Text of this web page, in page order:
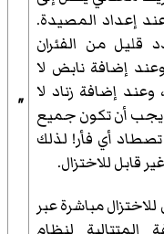
إعداد المصيدة.
قليل من الفئران
إضافة نابض لا
وعند إضافة زناد لا
يجب أن تكون جميع
أي فأر! لذلك
قابل للاختزال.
مباشرة عبر
"